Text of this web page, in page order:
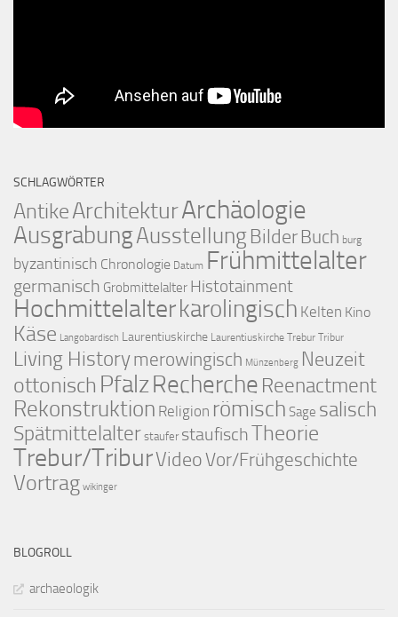
SCHLAGWÖRTER
AntikeArchitekturArchäologie
AusgrabungAusstellungBilder Buch burg
byzantinisch Chronologie Datum Frühmittelalter
germanisch Grobmittelalter Histotainment
Hochmittelalterkarolingisch Kelten Kino
Käse Langobardisch Laurentiuskirche Laurentiuskirche Trebur Tribur
Living Historymerowingisch Münzenberg Neuzeit
ottonisch PfalzRecherche Reenactment
Rekonstruktion Religion römisch Sage salisch
Spätmittelalter staufer staufischTheorie
Trebur/TriburVideoVor/Frühgeschichte
Vortrag wikinger
BLOGROLL
archaeologik